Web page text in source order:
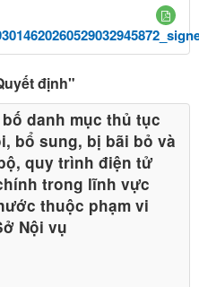
định"
danh mục thủ tục
bổ sung, bị bãi bỏ và
quy trình điện tử
trong lĩnh vực
thuộc phạm vi
Nội vụ